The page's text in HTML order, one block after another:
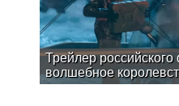
Трейлер
волшебное